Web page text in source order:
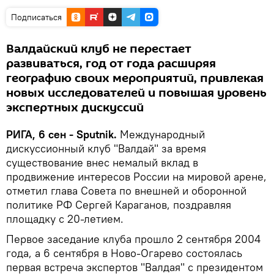
Подписаться
Валдайский клуб не перестает
развиваться, год от года расширяя
географию своих мероприятий, привлекая
новых исследователей и повышая уровень
экспертных дискуссий
РИГА, 6 сен - Sputnik. Международный
дискуссионный клуб "Валдай" за время
существование внес немалый вклад в
продвижение интересов России на мировой арене,
отметил глава Совета по внешней и оборонной
политике РФ Сергей Караганов, поздравляя
площадку с 20-летием.
Первое заседание клуба прошло 2 сентября 2004
года, а 6 сентября в Ново-Огарево состоялась
первая встреча экспертов "Валдая" с президентом